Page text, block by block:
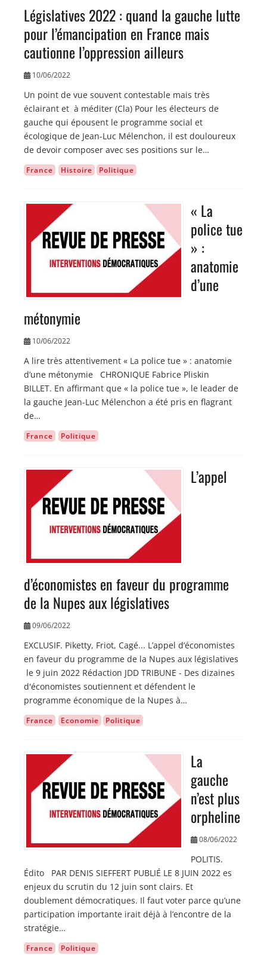
Législatives 2022 : quand la gauche lutte
pour l’émancipation en France mais
cautionne l’oppression ailleurs
10/06/2022
Un point de vue souvent contestable mais très
éclairant et à méditer (Cla) Pour les électeurs de
gauche qui épousent le programme social et
écologique de Jean-Luc Mélenchon, il est douloureux
de devoir composer avec ses positions sur le…
France Histoire Politique
« La
police tue
» :
anatomie
d’une
métonymie
10/06/2022
A lire très attentivement « La police tue » : anatomie
d’une métonymie CHRONIQUE Fabrice Pliskin
BILLET. En affirmant que « la police tue », le leader de
la gauche Jean-Luc Mélenchon a été pris en flagrant
de…
France Politique
L’appel
d’économistes en faveur du programme
de la Nupes aux législatives
09/06/2022
EXCLUSIF. Piketty, Friot, Cagé... L’appel d’économistes
en faveur du programme de la Nupes aux législatives
le 9 juin 2022 Rédaction JDD TRIBUNE - Des dizaines
d'économistes soutiennent et défendent le
programme économique de la Nupes à…
France Economie Politique
La
gauche
n’est plus
orpheline
08/06/2022
POLITIS.
Édito PAR DENIS SIEFFERT PUBLIÉ LE 8 JUIN 2022 es
enjeux du scrutin du 12 juin sont clairs. Et
doublement démocratiques. Il faut voter parce qu’une
participation importante irait déjà à l’encontre de la
stratégie…
France Politique